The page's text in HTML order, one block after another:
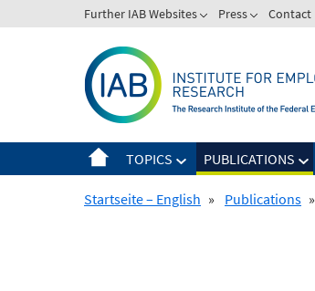
to
Further IAB Websites Press Contact
TOPICS PUBLICATIONS
Startseite – English » Publications »